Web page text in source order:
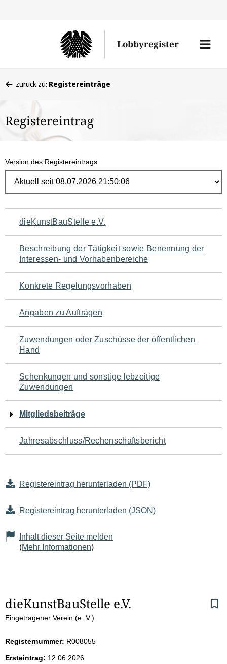
Lobbyregister
Menü
befinden
hier:
zurück zu: Registereinträge
Registereintrag
Version des Registereintrags
Navigation
für
den
Seiteninhalt
dieKunstBauStelle e.V.
Beschreibung der Tätigkeit sowie Benennung der
Interessen- und Vorhabenbereiche
Konkrete Regelungsvorhaben
Angaben zu Aufträgen
Zuwendungen oder Zuschüsse der öffentlichen
Hand
Schenkungen und sonstige lebzeitige
Zuwendungen
Mitgliedsbeiträge
Jahresabschluss/Rechenschaftsbericht
Registereintrag herunterladen (PDF)
Registereintrag herunterladen (JSON)
Inhalt dieser Seite melden
(Mehr Informationen)
S
e
i
dieKunstBauStelle e.V.
Eingetragener Verein (e. V.)
Registernummer: R008055
Ersteintrag: 12.06.2026